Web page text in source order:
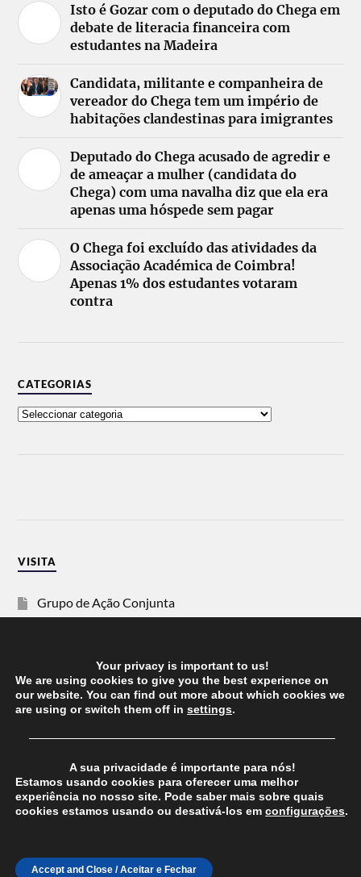
Isto é Gozar com o deputado do Chega em
debate de literacia financeira com
estudantes na Madeira
Candidata, militante e companheira de
vereador do Chega tem um império de
habitações clandestinas para imigrantes
Deputado do Chega acusado de agredir e
de ameaçar a mulher (candidata do
Chega) com uma navalha diz que ela era
apenas uma hóspede sem pagar
O Chega foi excluído das atividades da
Associação Académica de Coimbra!
Apenas 1% dos estudantes votaram
contra
CATEGORIAS
VISITA
Grupo de Ação Conjunta
Vida Justa
dezanove
THEME BY ANDERS NORÉN
Your privacy is important to us!
We are using cookies to give you the best experience on
our website. You can find out more about which cookies we
are using or switch them off in settings.
──────────────────────────────────────
A sua privacidade é importante para nós!
Estamos usando cookies para oferecer uma melhor
experiência no nosso site. Pode saber mais sobre quais
cookies estamos usando ou desativá-los em configurações.
Accept and Close / Aceitar e Fechar